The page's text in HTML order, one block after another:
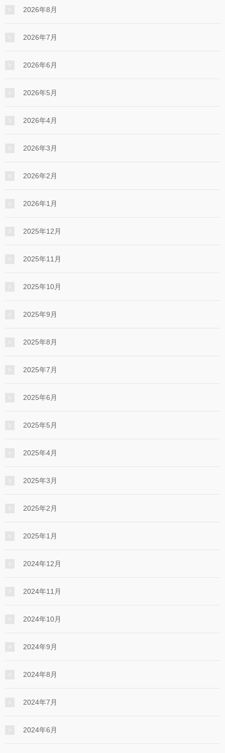
2026年8月
2026年7月
2026年6月
2026年5月
2026年4月
2026年3月
2026年2月
2026年1月
2025年12月
2025年11月
2025年10月
2025年9月
2025年8月
2025年7月
2025年6月
2025年5月
2025年4月
2025年3月
2025年2月
2025年1月
2024年12月
2024年11月
2024年10月
2024年9月
2024年8月
2024年7月
2024年6月